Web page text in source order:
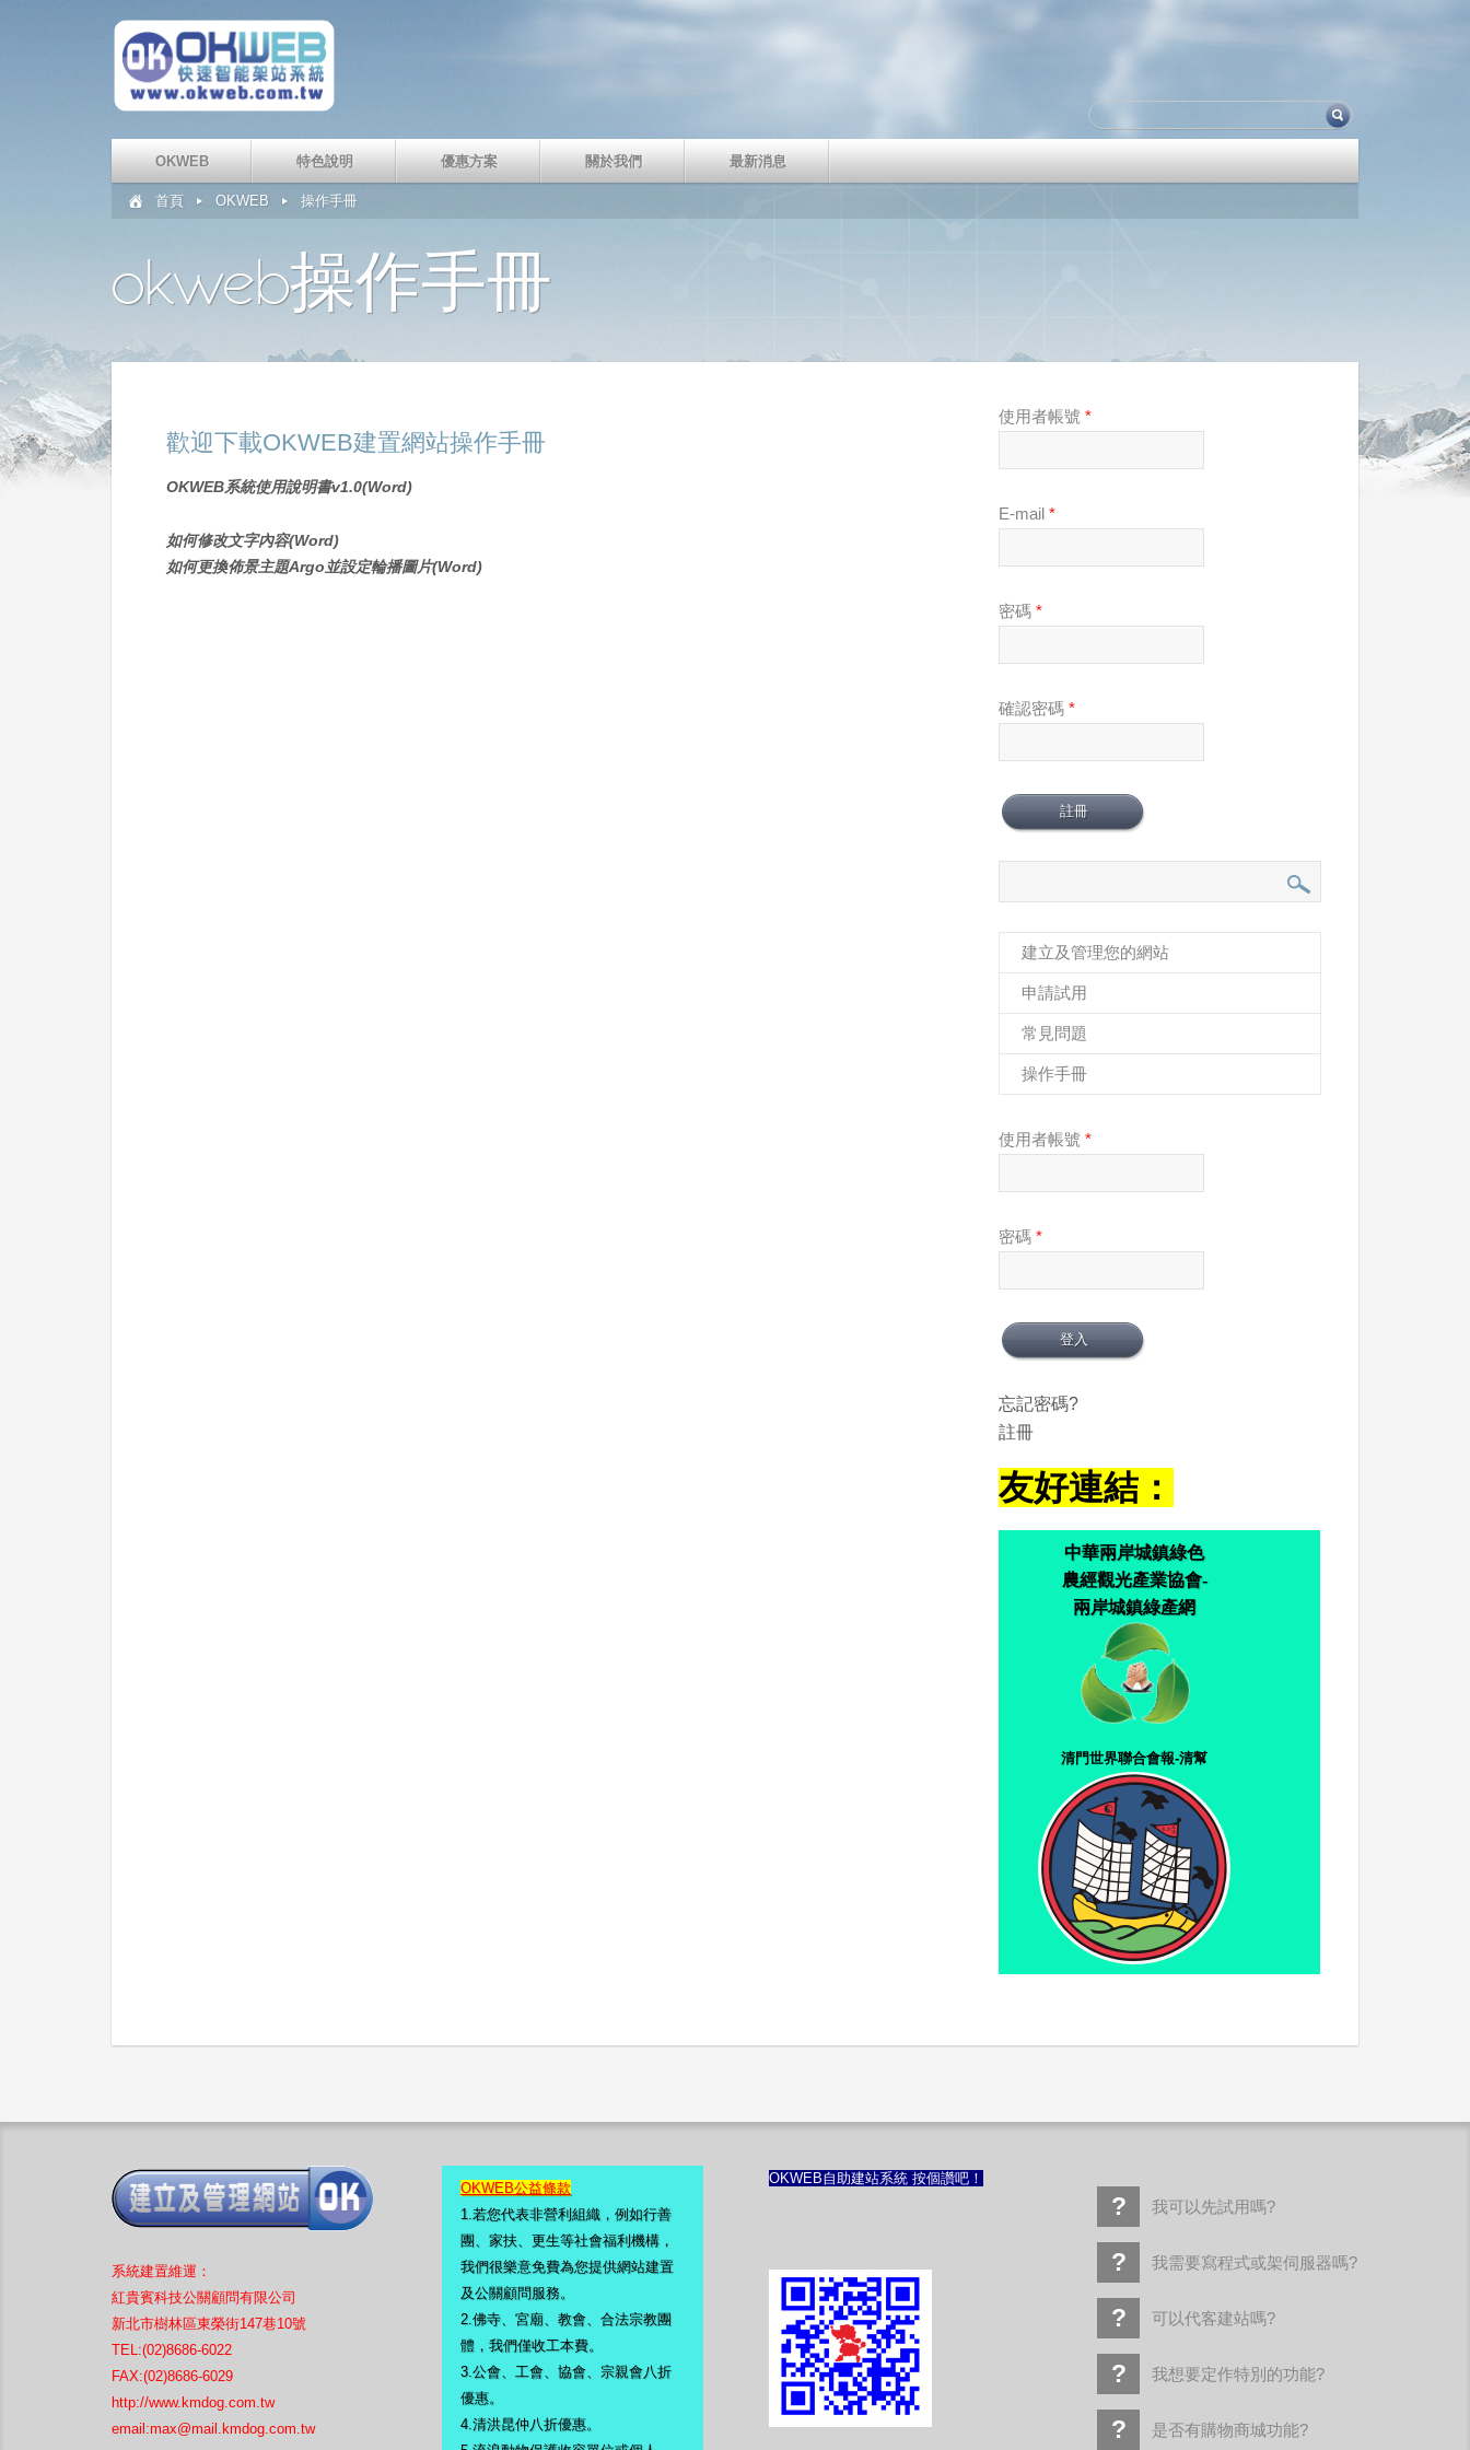
OKWEB 特色說明 優惠方案 關於我們 最新消息
首頁 OKWEB 操作手冊
okweb操作手冊
歡迎下載OKWEB建置網站操作手冊
OKWEB系統使用說明書v1.0(Word)
如何修改文字內容(Word)
如何更換佈景主題Argo並設定輪播圖片(Word)
使用者帳號*
E-mail*
密碼*
確認密碼*
建立及管理您的網站
申請試用
常見問題
操作手冊
使用者帳號*
密碼*
忘記密碼?
註冊
友好連結：
中華兩岸城鎮綠色
農經觀光產業協會-
兩岸城鎮綠產網
清門世界聯合會報-清幫
系統建置維運：
紅貴賓科技公關顧問有限公司
新北市樹林區東榮街147巷10號
TEL:(02)8686-6022
FAX:(02)8686-6029
http://www.kmdog.com.tw
email:max@mail.kmdog.com.tw
OKWEB公益條款
1.若您代表非營利組織，例如行善
團、家扶、更生等社會福利機構，
我們很樂意免費為您提供網站建置
及公關顧問服務。
2.佛寺、宮廟、教會、合法宗教團
體，我們僅收工本費。
3.公會、工會、協會、宗親會八折
優惠。
4.清洪昆仲八折優惠。
OKWEB自助建站系統 按個讚吧！
我可以先試用嗎?
我需要寫程式或架伺服器嗎?
可以代客建站嗎?
我想要定作特別的功能?
是否有購物商城功能?